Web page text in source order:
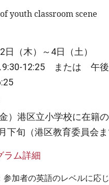
日（木）～4日（土）
9:30-12:25 または 午後
）港区立小学校に在籍
下旬（港区教育委員会ま
ラム詳細
加者の英語のレベルに応